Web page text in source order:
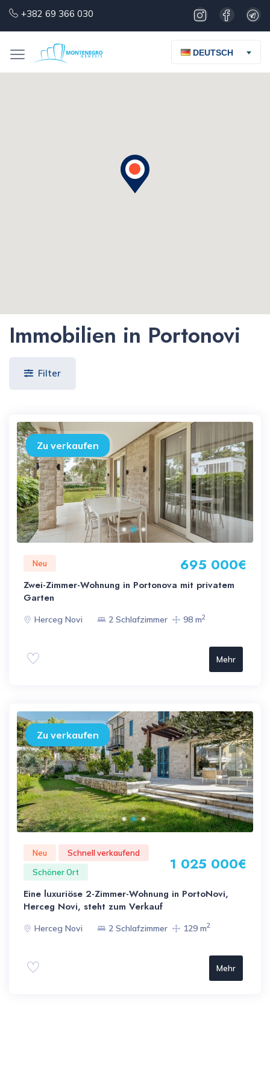
+382 69 366 030
DEUTSCH
Immobilien in Portonovi
Filter
Zu verkaufen
Neu 695 000€
Zwei-Zimmer-Wohnung in Portonova mit privatem
Garten
Herceg Novi 2 Schlafzimmer 98 m2
Mehr
Zu verkaufen
Neu
Schnell verkaufend
Schöner Ort
1 025 000€
Eine luxuriöse 2-Zimmer-Wohnung in PortoNovi,
Herceg Novi, steht zum Verkauf
Herceg Novi 2 Schlafzimmer 129 m2
Mehr